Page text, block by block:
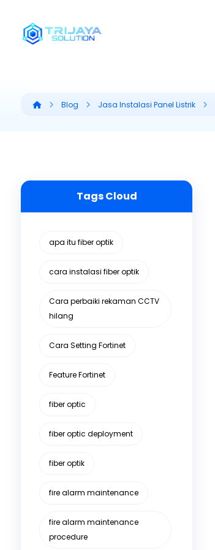
Blog Jasa Instalasi Panel Listrik
Tags Cloud
apa itu fiber optik
cara instalasi fiber optik
Cara perbaiki rekaman CCTV
hilang
Cara Setting Fortinet
Feature Fortinet
fiber optic
fiber optic deployment
fiber optik
fire alarm maintenance
fire alarm maintenance
procedure